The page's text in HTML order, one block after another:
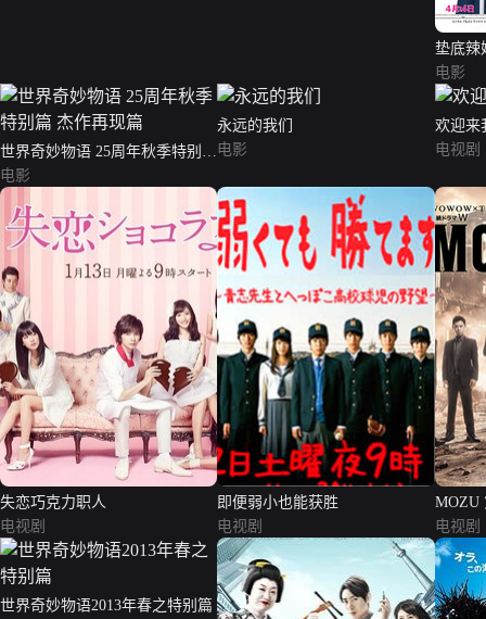
垫底辣
电影
世界奇妙物语 25周年秋季特别篇
杰作再现篇
电影
永远的我们
电影
欢迎来
电视剧
失恋巧克力职人
电视剧
即便弱小也能获胜
电视剧
MOZU
电视剧
世界奇妙物语2013年春之特别篇